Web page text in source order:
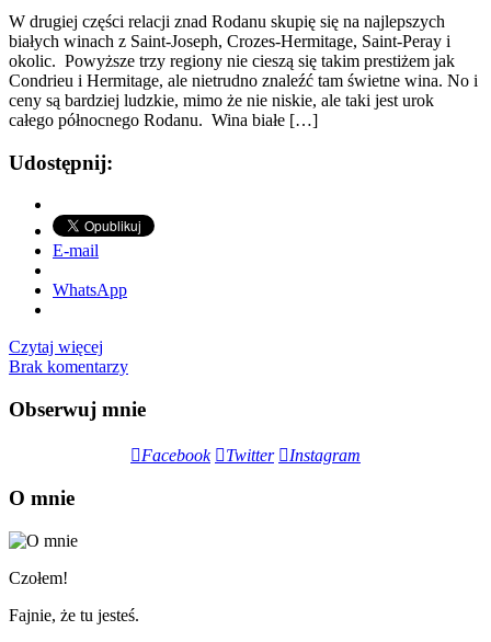
W drugiej części relacji znad Rodanu skupię się na najlepszych
białych winach z Saint-Joseph, Crozes-Hermitage, Saint-Peray i
okolic. Powyższe trzy regiony nie cieszą się takim prestiżem jak
Condrieu i Hermitage, ale nietrudno znaleźć tam świetne wina. No i
ceny są bardziej ludzkie, mimo że nie niskie, ale taki jest urok
całego północnego Rodanu. Wina białe […]
Udostępnij:
E-mail
WhatsApp
Czytaj więcej
Brak komentarzy
Obserwuj mnie
Facebook Twitter Instagram
O mnie
Czołem!
Fajnie, że tu jesteś.